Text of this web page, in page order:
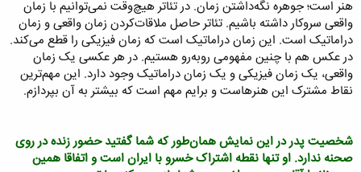
هنر است؛ جوهره نگه‌داشتن زمان. در تئاتر هیچ‌وقت نمی‌توانیم با زمان
واقعی سروکار داشته باشیم. تئاتر حاصل ملاقات‌کردن زمان واقعی و زمان
دراماتیک است. این زمان دراماتیک است که زمان فیزیکی را قطع می‌کند.
در عکس هم با چنین مفهومی روبه‌رو هستیم. در هر عکسی یک زمان
واقعی، یک زمان فیزیکی و یک زمان دراماتیک وجود دارد. این مهم‌ترین
نقاط مشترک این هنرهاست و برایم مهم است که بیشتر به آن بپردازم.
شخصیت پدر در این نمایش همان‌طور که شما گفتید حضور زنده در روی
صحنه ندارد. او تنها نقطه اشتراک خسرو با ایران است و اتفاقا همین